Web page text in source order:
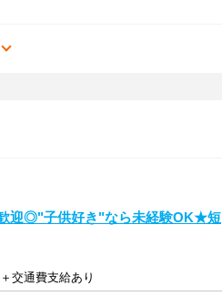
迎◎"子供好き"なら未経験OK★短
交通費支給あり